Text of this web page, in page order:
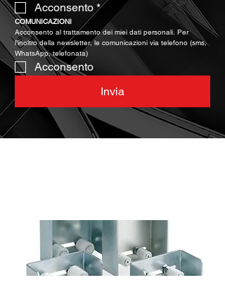
Acconsento *
COMUNICAZIONI
Acconsento al trattamento dei miei dati personali. Per
l’inoltro della newsletter, le comunicazioni via telefono (sms,
WhatsApp, telefonata)
Acconsento
Invia